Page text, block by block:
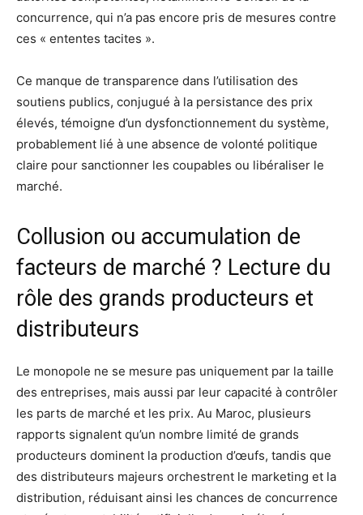
concurrence, qui n’a pas encore pris de mesures contre
ces « ententes tacites ».
Ce manque de transparence dans l’utilisation des
soutiens publics, conjugué à la persistance des prix
élevés, témoigne d’un dysfonctionnement du système,
probablement lié à une absence de volonté politique
claire pour sanctionner les coupables ou libéraliser le
marché.
Collusion ou accumulation de
facteurs de marché ? Lecture du
rôle des grands producteurs et
distributeurs
Le monopole ne se mesure pas uniquement par la taille
des entreprises, mais aussi par leur capacité à contrôler
les parts de marché et les prix. Au Maroc, plusieurs
rapports signalent qu’un nombre limité de grands
producteurs dominent la production d’œufs, tandis que
des distributeurs majeurs orchestrent le marketing et la
distribution, réduisant ainsi les chances de concurrence